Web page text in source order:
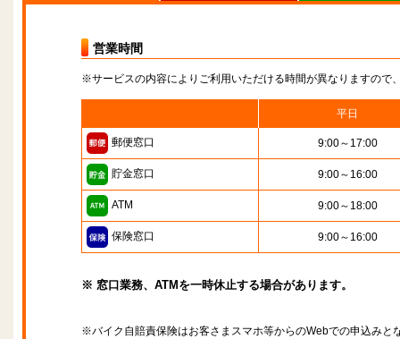
営業時間
※サービスの内容によりご利用いただける時間が異なりますので
平日
郵便窓口 9:00～17:00
貯金窓口 9:00～16:00
ATM 9:00～18:00
保険窓口 9:00～16:00
※ 窓口業務、ATMを一時休止する場合があります。
※バイク自賠責保険はお客さまスマホ等からのWebでの申込みと